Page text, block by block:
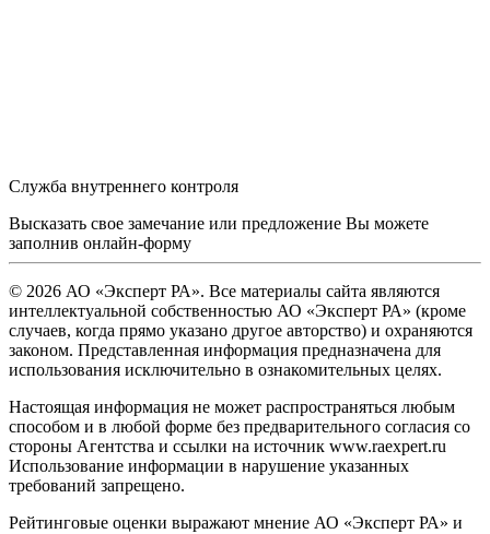
Служба внутреннего контроля
Высказать свое замечание или предложение Вы можете
заполнив онлайн-форму
© 2026 АО «Эксперт РА». Все материалы сайта являются
интеллектуальной собственностью АО «Эксперт РА» (кроме
случаев, когда прямо указано другое авторство) и охраняются
законом. Представленная информация предназначена для
использования исключительно в ознакомительных целях.
Настоящая информация не может распространяться любым
способом и в любой форме без предварительного согласия со
стороны Агентства и ссылки на источник www.raexpert.ru
Использование информации в нарушение указанных
требований запрещено.
Рейтинговые оценки выражают мнение АО «Эксперт РА» и